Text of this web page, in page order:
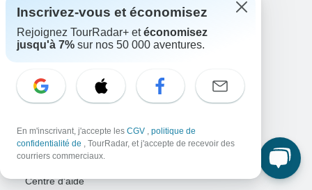
Partenaires
Agents et conseillers de voyage
OGD et agences marketing
OTA, compagnies aériennes et GDS
Assistance
Centre d'aide
Inscrivez-vous et économisez
Rejoignez TourRadar+ etéconomisez
jusqu'à 7% sur nos 50 000 aventures.
En m'inscrivant, j'accepte les CGV , politique de
confidentialité de , TourRadar, et j'accepte de recevoir des
courriers commerciaux.